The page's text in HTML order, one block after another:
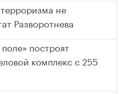
не
Разворотнева
построят
комплекс с 255